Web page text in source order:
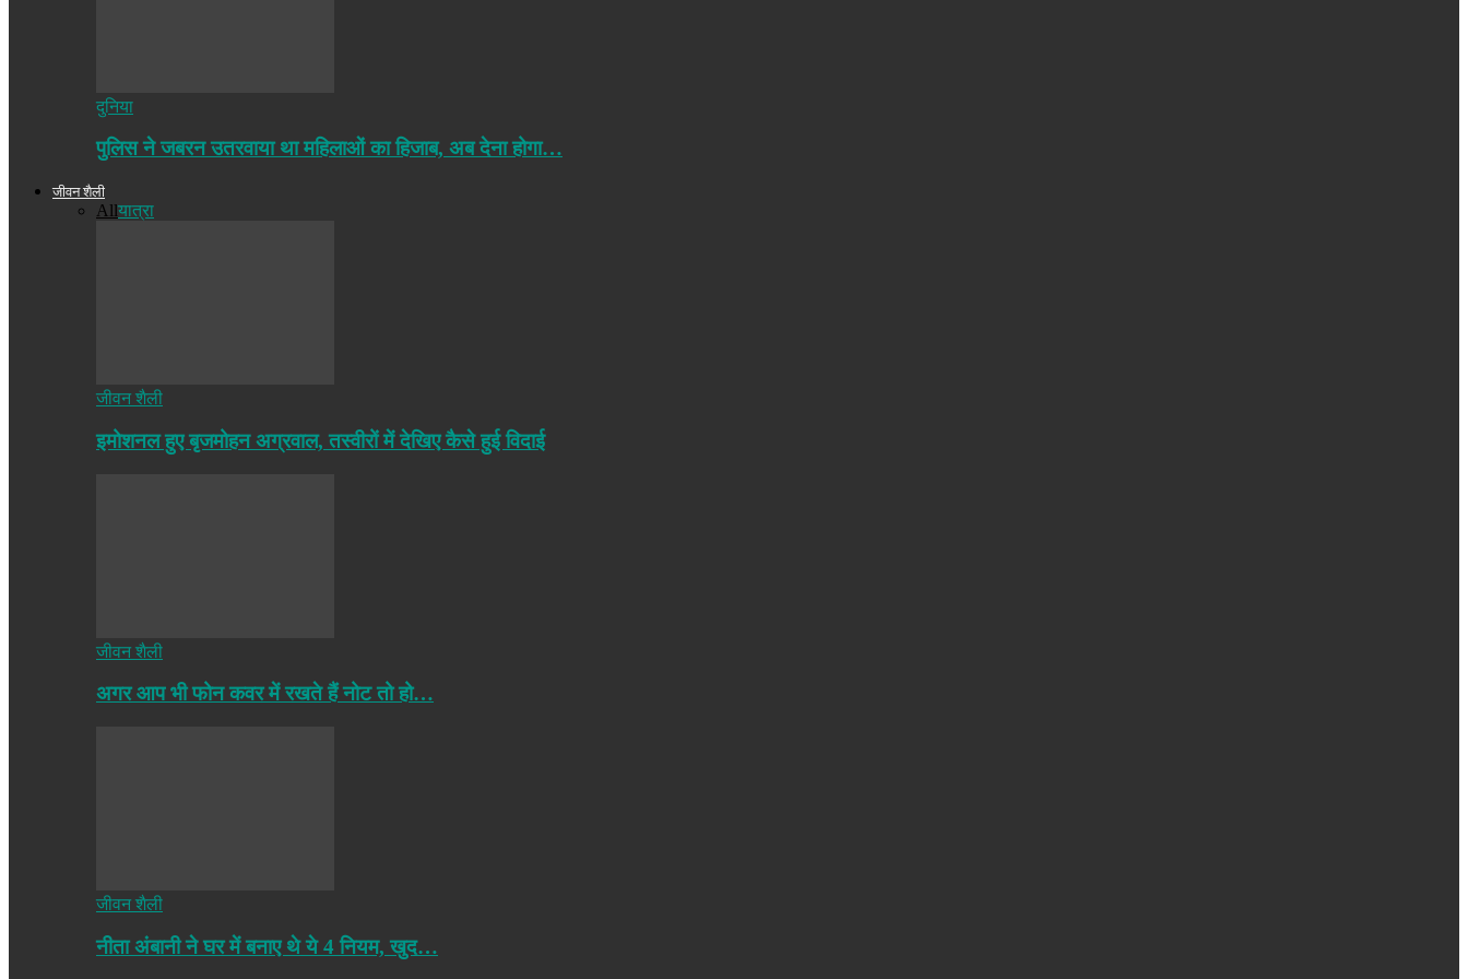
दुनिया
पुलिस ने जबरन उतरवाया था महिलाओं का हिजाब, अब देना होगा…
जीवन शैली
Allयात्रा
जीवन शैली
इमोशनल हुए बृजमोहन अग्रवाल, तस्वीरों में देखिए कैसे हुई विदाई
जीवन शैली
अगर आप भी फोन कवर में रखते हैं नोट तो हो…
जीवन शैली
नीता अंबानी ने घर में बनाए थे ये 4 नियम, खुद…